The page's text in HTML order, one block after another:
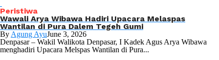
Peristiwa
Wawali Arya Wibawa Hadiri Upacara Melaspas
Wantilan di Pura Dalem Tegeh Gumi
By Agung AyuJune 3, 2026
Denpasar – Wakil Walikota Denpasar, I Kadek Agus Arya Wibawa
menghadiri Upacara Melspas Wantilan di Pura...